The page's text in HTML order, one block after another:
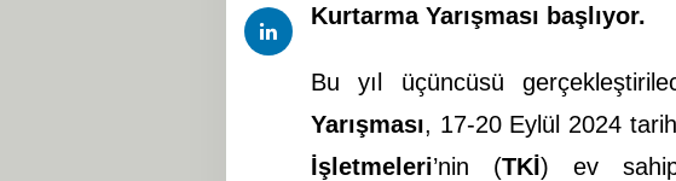
Kurtarma Yarışması başlıyor.
Bu yıl üçüncüsü
Yarışması, 17-20 Eylül 2024
İşletmeleri’nin (TKİ) ev